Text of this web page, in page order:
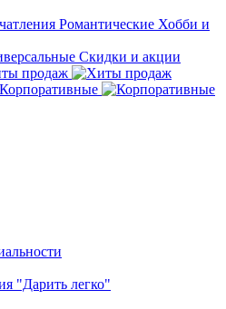
Романтические Хобби и
Скидки и акции
продаж
Корпоративные
"Дарить легко"